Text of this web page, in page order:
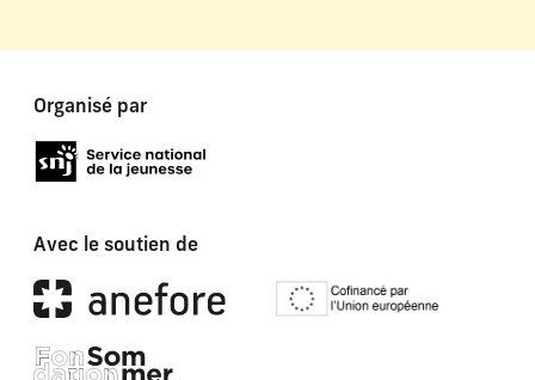
Organisé par
Avec le soutien de